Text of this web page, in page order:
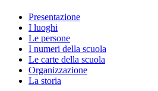
Presentazione
I luoghi
Le persone
I numeri della scuola
Le carte della scuola
Organizzazione
La storia